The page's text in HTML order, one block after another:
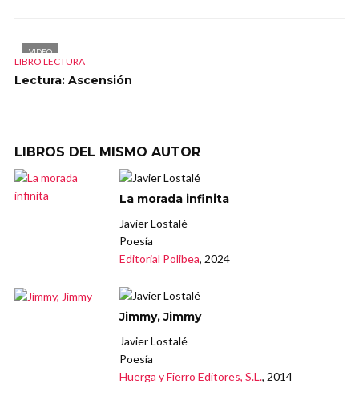
VIDEO
LIBRO LECTURA
Lectura: Ascensión
LIBROS DEL MISMO AUTOR
La morada infinita
Javier Lostalé
Poesía
Editorial Polibea, 2024
Jimmy, Jimmy
Javier Lostalé
Poesía
Huerga y Fierro Editores, S.L., 2014